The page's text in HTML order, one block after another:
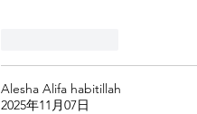
Alesha Alifa habitillah
2025年11月07日